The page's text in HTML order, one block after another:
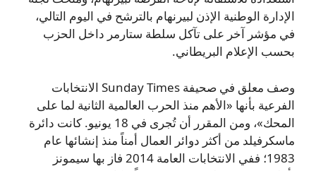
الإدارة الوطنية الإذن لبيرنهام بالترشح في اليوم التالي،
في مؤشر آخر على تآكل سلطة ستارمر داخل الحزب
بحسب الإعلام البريطاني.
وصف معلق في صحيفة Sunday Times الانتخابات
الفرعية بأنها «الأهم منذ الحرب العالمية الثانية لما على
المحك»، ومن المقرر أن تُجرى في 18 يونيو. كانت دائرة
ماسكرفيلد من أكثر دوائر العمال أمناً منذ إنشائها عام
1983؛ ففي الانتخابات العامة 2014 فاز بها سيمونز